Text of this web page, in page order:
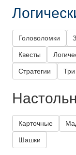
Головоломки
Квесты
Стратегии
Карточные
Шашки